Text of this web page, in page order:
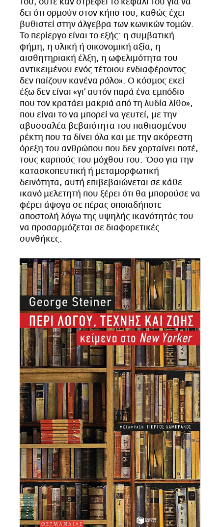
του, ούτε καν στρέφει το κεφάλι του για να
δει ότι ορμούν στον κήπο του, καθώς έχει
βυθιστεί στην άλγεβρα των κωνικών τομών.
Το περίεργο είναι το εξής: η συμβατική
φήμη, η υλική ή οικονομική αξία, η
αισθητηριακή έλξη, η ωφελιμότητα του
αντικειμένου ενός τέτοιου ενδιαφέροντος
δεν παίζουν κανένα ρόλο». Ο κόσμος εκεί
έξω δεν είναι «γι' αυτόν παρά ένα εμπόδιο
που τον κρατάει μακριά από τη λυδία λίθο»,
που είναι το να μπορεί να γευτεί, με την
αβυσσαλέα βεβαιότητα του παθιασμένου
ρέκτη που τα δίνει όλα και με την ακόρεστη
όρεξη του ανθρώπου που δεν χορταίνει ποτέ,
τους καρπούς του μόχθου του. Όσο για την
κατασκοπευτική ή μεταμορφωτική
δεινότητα, αυτή επιβεβαιώνεται σε κάθε
ικανό μελετητή που ξέρει ότι θα μπορούσε να
φέρει άψογα σε πέρας οποιαδήποτε
αποστολή λόγω της υψηλής ικανότητάς του
να προσαρμόζεται σε διαφορετικές
συνθήκες.